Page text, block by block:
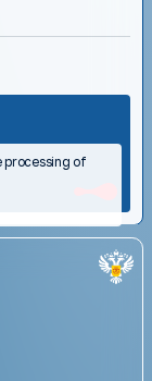
processing of